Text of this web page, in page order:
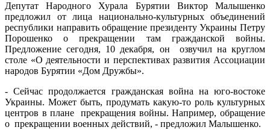
Депутат Народного Хурала Бурятии Виктор Малышенко
предложил от лица национально-культурных объединений
республики направить обращение президенту Украины Петру
Порошенко о прекращении там гражданской войны.
Предложение сегодня, 10 декабря, он озвучил на круглом
столе «О деятельности и перспективах развития Ассоциации
народов Бурятии «Дом Дружбы».
- Сейчас продолжается гражданская война на юго-востоке
Украины. Может быть, продумать какую-то роль культурных
центров в плане прекращения войны. Например, обращение
о прекращении военных действий, - предложил Малышенко.